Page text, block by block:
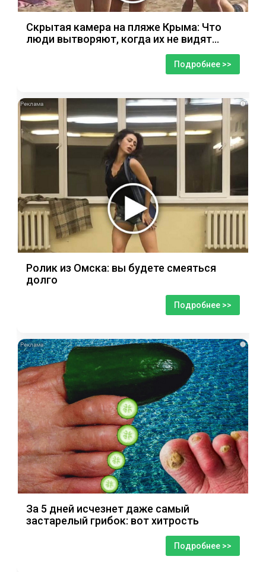
Скрытая камера на пляже Крыма: Что
люди вытворяют, когда их не видят...
Подробнее >>
i
Ролик из Омска: вы будете смеяться
долго
Подробнее >>
i
За 5 дней исчезнет даже самый
застарелый грибок: вот хитрость
Подробнее >>